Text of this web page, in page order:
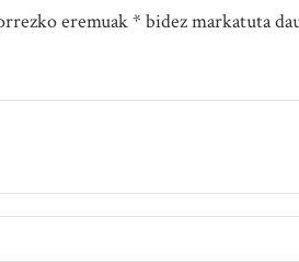
eremuak * bidez markatuta